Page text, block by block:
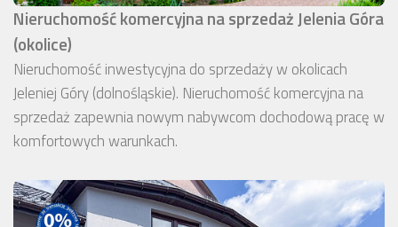
Nieruchomość komercyjna na sprzedaż Jelenia Góra
(okolice)
Nieruchomość inwestycyjna do sprzedaży w okolicach
Jeleniej Góry (dolnośląskie). Nieruchomość komercyjna na
sprzedaż zapewnia nowym nabywcom dochodową pracę w
komfortowych warunkach.